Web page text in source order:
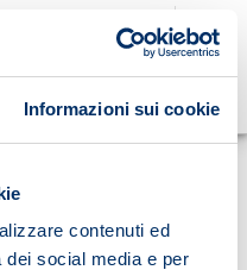
Informazioni sui cookie
contenuti ed
dei social media e per